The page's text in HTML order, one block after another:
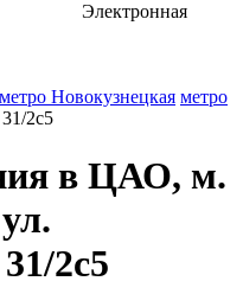
Электронная
метро Новокузнецкая метро
2с5
в ЦАО, м.
2с5